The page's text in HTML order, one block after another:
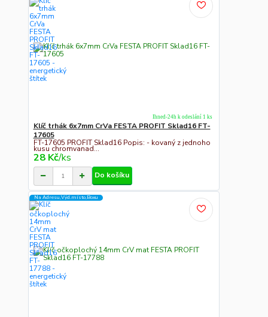
Klíč trhák 6x7mm CrVa FESTA PROFIT Sklad16 FT-
17605
FT-17605 PROFIT Sklad16 Popis: - kovaný z jednoho
kusu chromvanad...
28 Kč/ks
Ihned-24h k odeslání 1 ks
Do košíku
Na Adresu,Výd.místo,Boxu